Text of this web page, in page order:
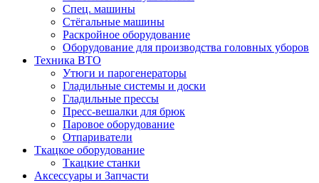
Спец. машины
Стёгальные машины
Раскройное оборудование
Оборудование для производства головных уборов
Техника ВТО
Утюги и парогенераторы
Гладильные системы и доски
Гладильные прессы
Пресс-вешалки для брюк
Паровое оборудование
Отпариватели
Ткацкое оборудование
Ткацкие станки
Аксессуары и Запчасти